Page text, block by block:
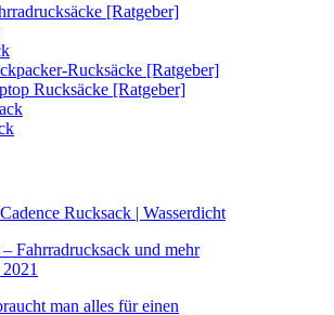
[Ratgeber]
Rucksäcke [Ratgeber]
Rucksäcke [Ratgeber]
Fahrradrucksack und mehr